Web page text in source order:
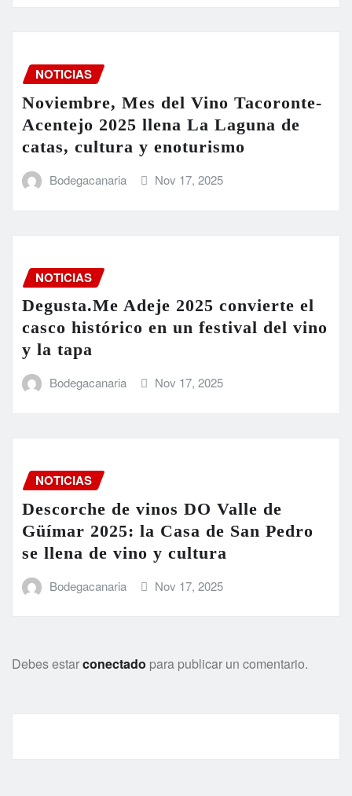
NOTICIAS
Noviembre, Mes del Vino Tacoronte-
Acentejo 2025 llena La Laguna de
catas, cultura y enoturismo
Bodegacanaria Nov 17, 2025
NOTICIAS
Degusta.Me Adeje 2025 convierte el
casco histórico en un festival del vino
y la tapa
Bodegacanaria Nov 17, 2025
NOTICIAS
Descorche de vinos DO Valle de
Güímar 2025: la Casa de San Pedro
se llena de vino y cultura
Bodegacanaria Nov 17, 2025
Debes estarconectado para publicar un comentario.